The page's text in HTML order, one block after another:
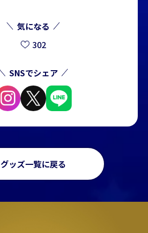
気になる
302
SNSでシェア
グッズ一覧に戻る